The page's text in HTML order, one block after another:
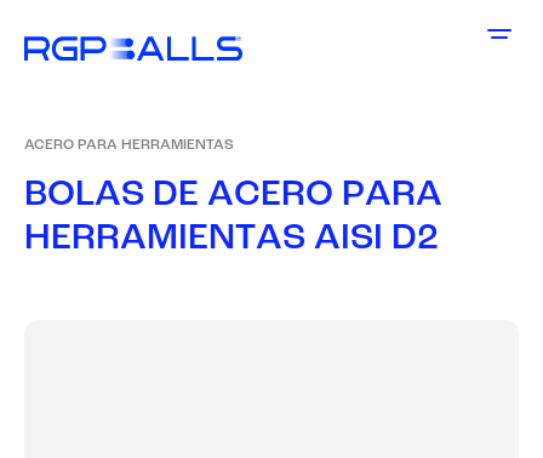
ACERO PARA HERRAMIENTAS
BOLAS DE ACERO PARA
HERRAMIENTAS AISI D2